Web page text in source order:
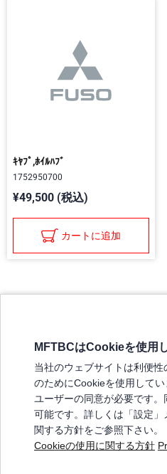
ｷﾔﾌﾟ,ﾎｲﾙﾊﾌﾞ
1752950700
¥49,500 (税込)
カートに追加
弊社の製品について
販売店リスト
よくある質問 / お問い合わせ
特定商取引法に基づく表記
MFTBCはCookieを使用
当社のウェブサイトは利便
のためにCookieを使用して
ユーザーの同意が必要です
可能です。詳しくは「設定
関する方針をご参照下さい。
Cookieの使用に関する方針